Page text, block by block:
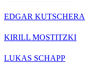
EDGAR KUTSCHERA
KIRILL MOSTITZKI
LUKAS SCHAPP